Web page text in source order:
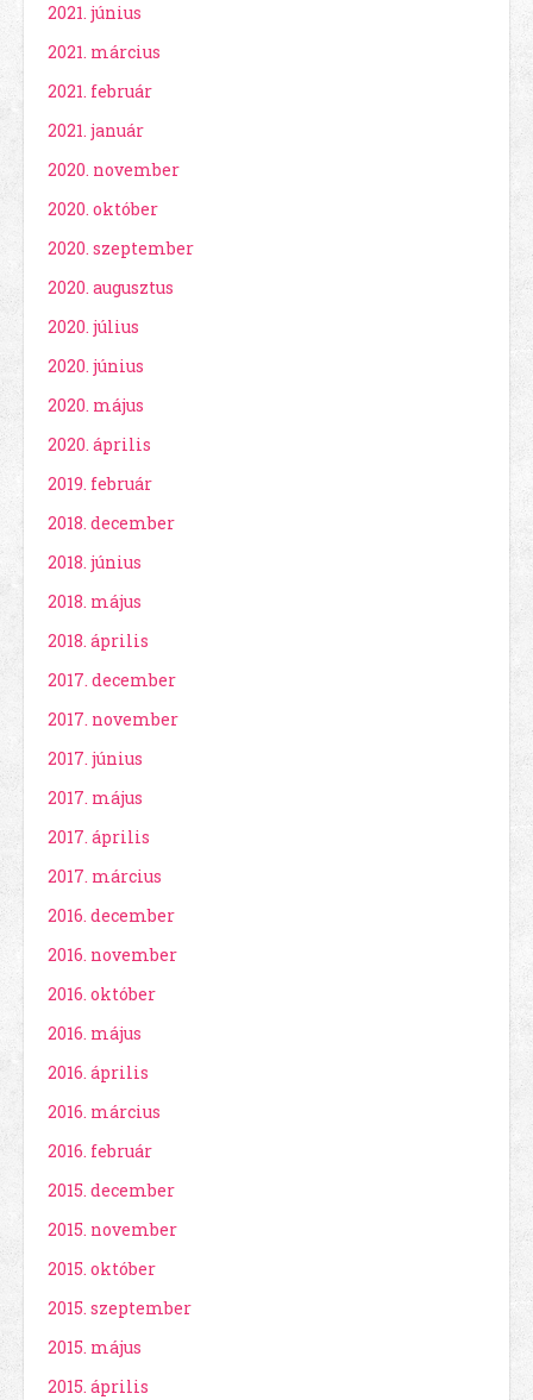
2021. június
2021. március
2021. február
2021. január
2020. november
2020. október
2020. szeptember
2020. augusztus
2020. július
2020. június
2020. május
2020. április
2019. február
2018. december
2018. június
2018. május
2018. április
2017. december
2017. november
2017. június
2017. május
2017. április
2017. március
2016. december
2016. november
2016. október
2016. május
2016. április
2016. március
2016. február
2015. december
2015. november
2015. október
2015. szeptember
2015. május
2015. április